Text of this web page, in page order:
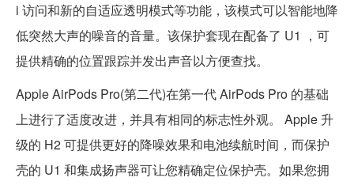
i 访问和新的自适应透明模式等功能，该模式可以智能地降
低突然大声的噪音的音量。该保护套现在配备了 U1 ，可
提供精确的位置跟踪并发出声音以方便查找。
Apple AirPods Pro(第二代)在第一代 AirPods Pro 的基础
上进行了适度改进，并具有相同的标志性外观。 Apple 升
级的 H2 可提供更好的降噪效果和电池续航时间，而保护
壳的 U1 和集成扬声器可让您精确定位保护壳。如果您拥